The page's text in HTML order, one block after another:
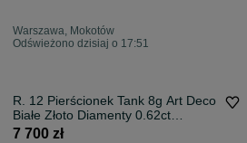
Warszawa, Mokotów
Odświeżono dzisiaj o 17:51
R. 12 Pierścionek Tank 8g Art Deco
Białe Złoto Diamenty 0.62ct
WYCENA 11000 zł
7 700 zł